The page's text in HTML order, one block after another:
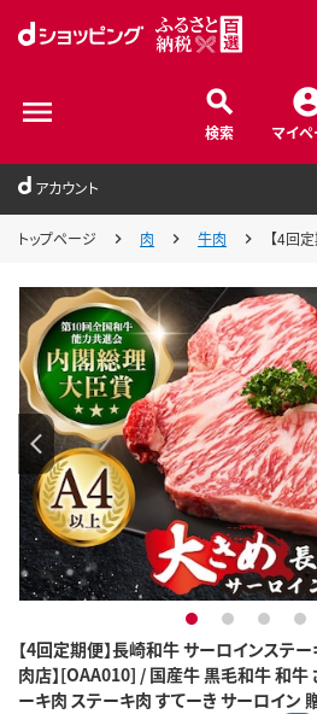
検索 マイ
アカウント
トップページ 肉 牛肉 【4回
【4回定期便】長崎和牛 サーロインス
肉店】[OAA010] / 国産牛 黒毛和牛 和牛
ーキ肉 ステーキ肉 すてーき サーロイン
1 2 3 4